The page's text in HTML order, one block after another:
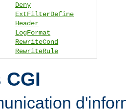
Deny
ExtFilterDefine
Header
LogFormat
RewriteCond
RewriteRule